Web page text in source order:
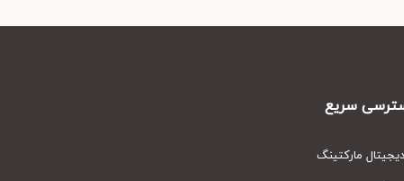
سریع
مارکتینگ